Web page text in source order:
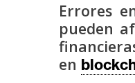
Errores
pueden
en